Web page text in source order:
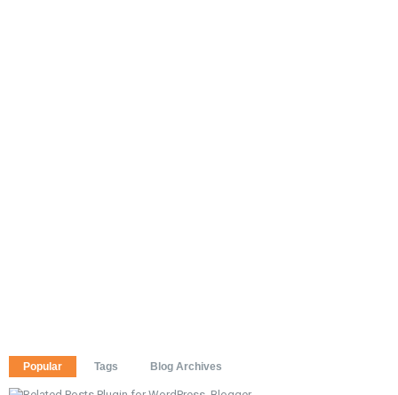
Popular Tags Blog Archives